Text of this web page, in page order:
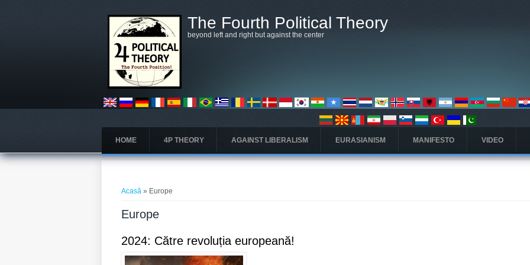
The Fourth Political Theory
beyond left and right but against the center
HOME 4P THEORY AGAINST LIBERALISM EURASIANISM MANIFESTO VIDEO
Acasă » Europe
Europe
2024: Către revoluția europeană!